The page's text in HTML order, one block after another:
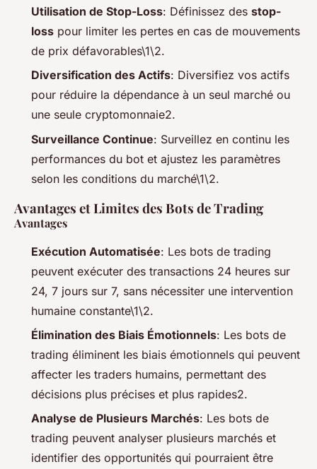
Utilisation de Stop-Loss: Définissez des stop-
loss pour limiter les pertes en cas de mouvements
de prix défavorables\1\2.
Diversification des Actifs: Diversifiez vos actifs
pour réduire la dépendance à un seul marché ou
une seule cryptomonnaie2.
Surveillance Continue: Surveillez en continu les
performances du bot et ajustez les paramètres
selon les conditions du marché\1\2.
Avantages et Limites des Bots de Trading
Avantages
Exécution Automatisée: Les bots de trading
peuvent exécuter des transactions 24 heures sur
24, 7 jours sur 7, sans nécessiter une intervention
humaine constante\1\2.
Élimination des Biais Émotionnels: Les bots de
trading éliminent les biais émotionnels qui peuvent
affecter les traders humains, permettant des
décisions plus précises et plus rapides2.
Analyse de Plusieurs Marchés: Les bots de
trading peuvent analyser plusieurs marchés et
identifier des opportunités qui pourraient être